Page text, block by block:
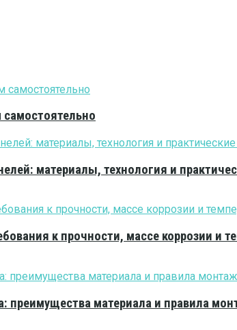
материалы, технология и
к прочности, массе коррозии и
преимущества материала и правила